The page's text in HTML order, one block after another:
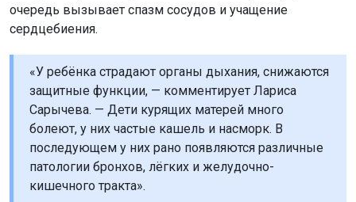
очередь вызывает спазм сосудов и учащение
сердцебиения.
«У ребёнка страдают органы дыхания, снижаются
защитные функции, — комментирует Лариса
Сарычева. — Дети курящих матерей много
болеют, у них частые кашель и насморк. В
последующем у них рано появляются различные
патологии бронхов, лёгких и желудочно-
кишечного тракта».